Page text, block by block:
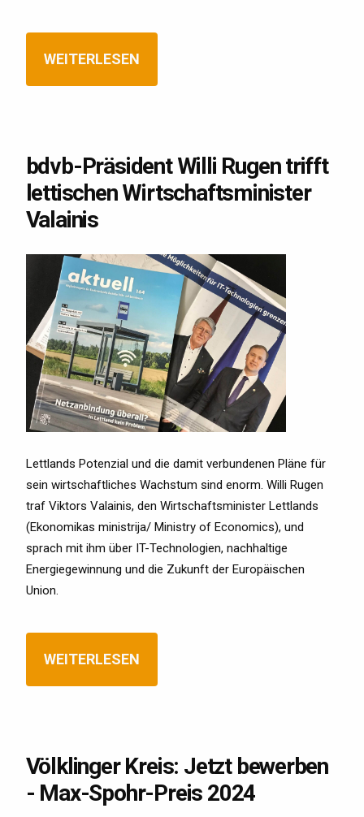
WEITERLESEN
bdvb-Präsident Willi Rugen trifft
lettischen Wirtschaftsminister
Valainis
Lettlands Potenzial und die damit verbundenen Pläne für
sein wirtschaftliches Wachstum sind enorm. Willi Rugen
traf Viktors Valainis, den Wirtschaftsminister Lettlands
(Ekonomikas ministrija/ Ministry of Economics), und
sprach mit ihm über IT-Technologien, nachhaltige
Energiegewinnung und die Zukunft der Europäischen
Union.
WEITERLESEN
Völklinger Kreis: Jetzt bewerben
- Max-Spohr-Preis 2024